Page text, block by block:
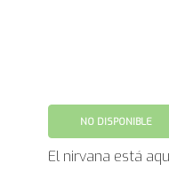
NO DISPONIBLE
El nirvana está